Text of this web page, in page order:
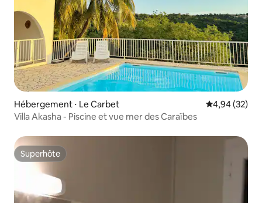
Hébergement ⋅ Le Carbet Évaluation
4,94 (32)
Villa Akasha - Piscine et vue mer des Caraïbes
Superhôte
Superhôte